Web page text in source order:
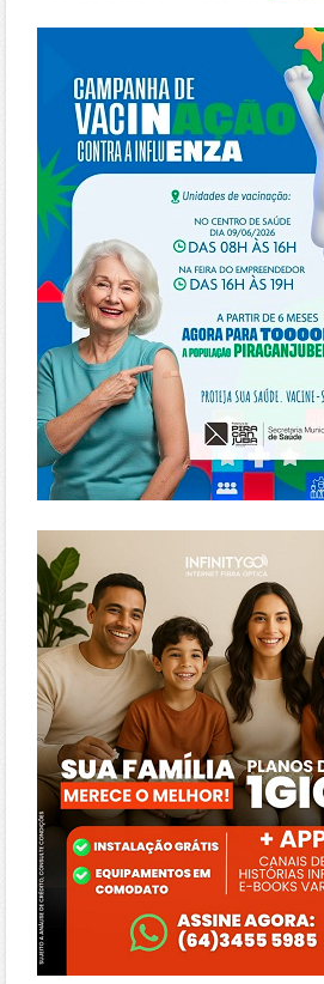
https://piracanjuba.go.gov.br/
https://www.infinitygo.com.br/